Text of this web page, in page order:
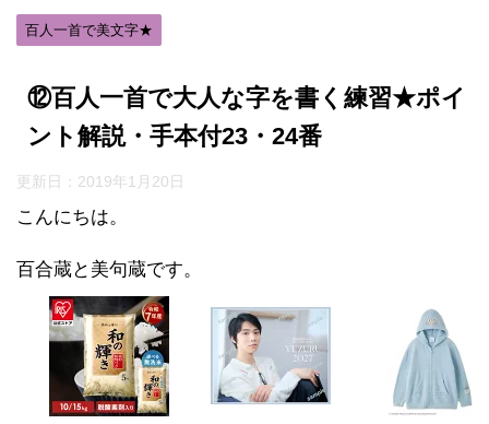
百人一首で美文字★
⑫百人一首で大人な字を書く練習★ポイ
ント解説・手本付23・24番
更新日： 2019年1月20日
こんにちは。
百合蔵と美句蔵です。